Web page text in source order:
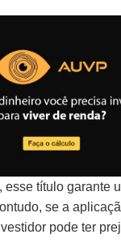
esse título garante
se a
pode ter